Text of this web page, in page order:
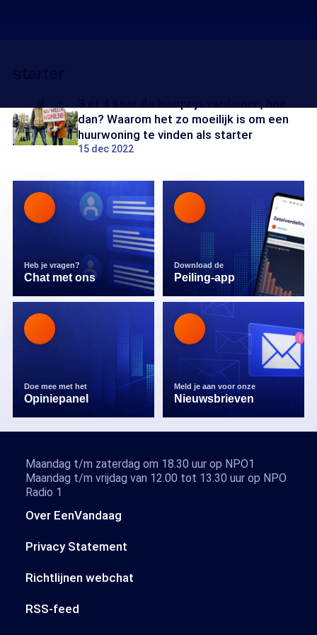
dan? Waarom het zo moeilijk is om een
huurwoning te vinden als starter
15 dec 2022
Heb je vragen?
Chat met ons
Download de
Peiling-app
Doe mee met het
Opiniepanel
Meld je aan voor onze
Nieuwsbrieven
Over EenVandaag
Privacy Statement
Richtlijnen webchat
RSS-feed
Maandag t/m zaterdag om 18.30 uur op NPO1
Maandag t/m vrijdag van 12.00 tot 13.30 uur op NPO
Radio 1